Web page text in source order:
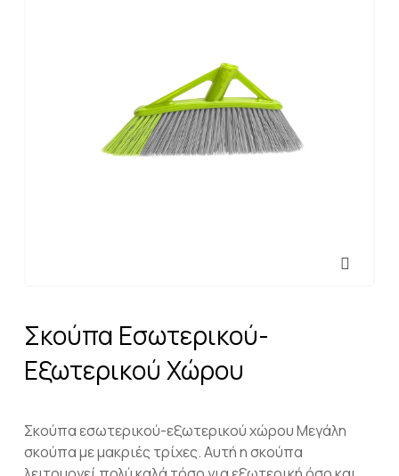
Σκούπα Εσωτερικού-
Εξωτερικού Χώρου
Σκούπα εσωτερικού-εξωτερικού χώρου Μεγάλη
σκούπα με μακριές τρίχες. Αυτή η σκούπα